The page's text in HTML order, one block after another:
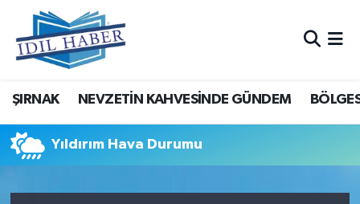
ŞIRNAK NEVZETİN KAHVESİNDE GÜNDEM
Yıldırım Hava Durumu
Nöbetçi Eczaneler
Hava Durumu
Trafik Durumu